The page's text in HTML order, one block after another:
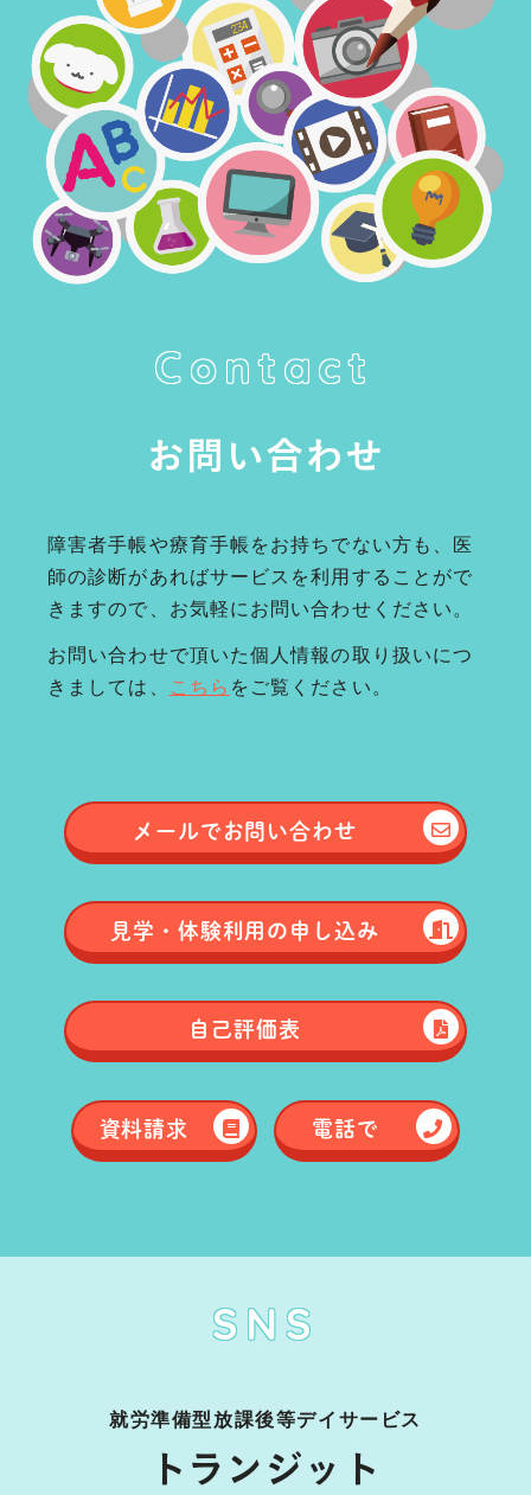
Contact
お問い合わせ
障害者手帳や療育手帳をお持ちでない方も、医
師の診断があればサービスを利用することがで
きますので、お気軽にお問い合わせください。
お問い合わせで頂いた個人情報の取り扱いにつ
きましては、
こちら をご覧ください。
メールでお問い合わせ
見学・体験利用の申し込み
自己評価表
資料請求 電話で
SNS
就労準備型放課後等デイサービス
トランジット